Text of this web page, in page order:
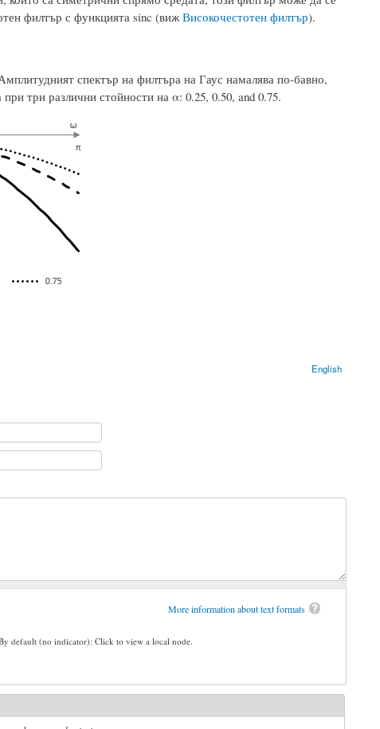
филтър с функцията sinc (вижВисокочестотен филтър).
спектър на филтъра на Гаус намалява по-бавно,
три различни стойности на α: 0.25, 0.50, and 0.75.
English
More information about text formats
By default (no indicator): Click to view a local node.